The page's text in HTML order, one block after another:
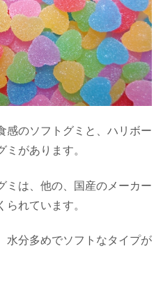
感のソフトグミと、ハリボー
があります。
ミは、他の、国産のメーカー
られています。
水分多めでソフトなタイプが